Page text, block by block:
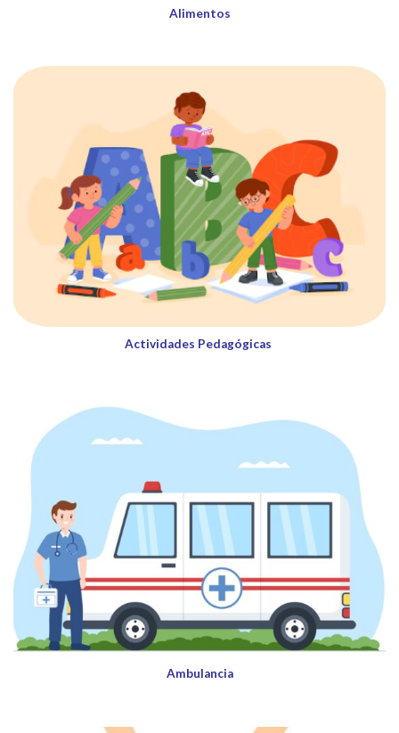
Alimentos
Actividades Pedagógicas
Ambulancia